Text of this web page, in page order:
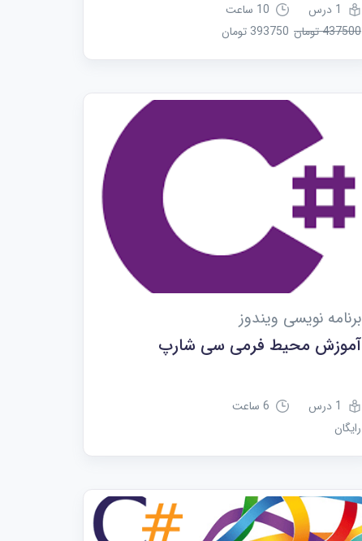
1 درس
10 ساعت
437500 تومان
393750 تومان
برنامه نویسی ویندوز
آموزش محیط فرمی سی شارپ
1 درس
6 ساعت
رایگان